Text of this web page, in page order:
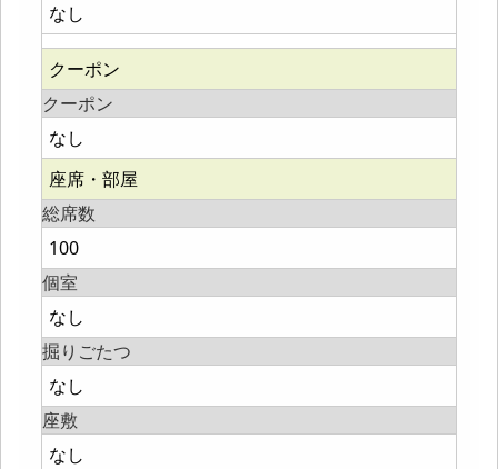
なし
クーポン
クーポン
なし
座席・部屋
総席数
100
個室
なし
掘りごたつ
なし
座敷
なし